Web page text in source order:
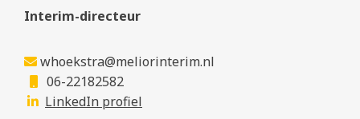
Interim-directeur
whoekstra@meliorinterim.nl
06-22182582
LinkedIn profiel